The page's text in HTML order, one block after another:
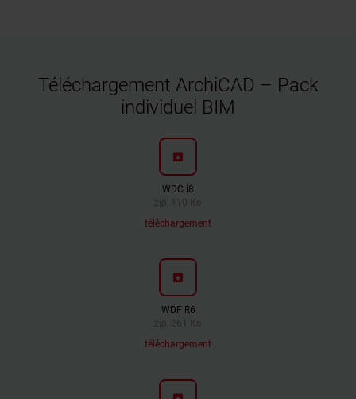
Téléchargement ArchiCAD – Pack
individuel BIM
archive
WDC i8
zip, 110 Ko
téléchargement
archive
WDF R6
zip, 261 Ko
téléchargement